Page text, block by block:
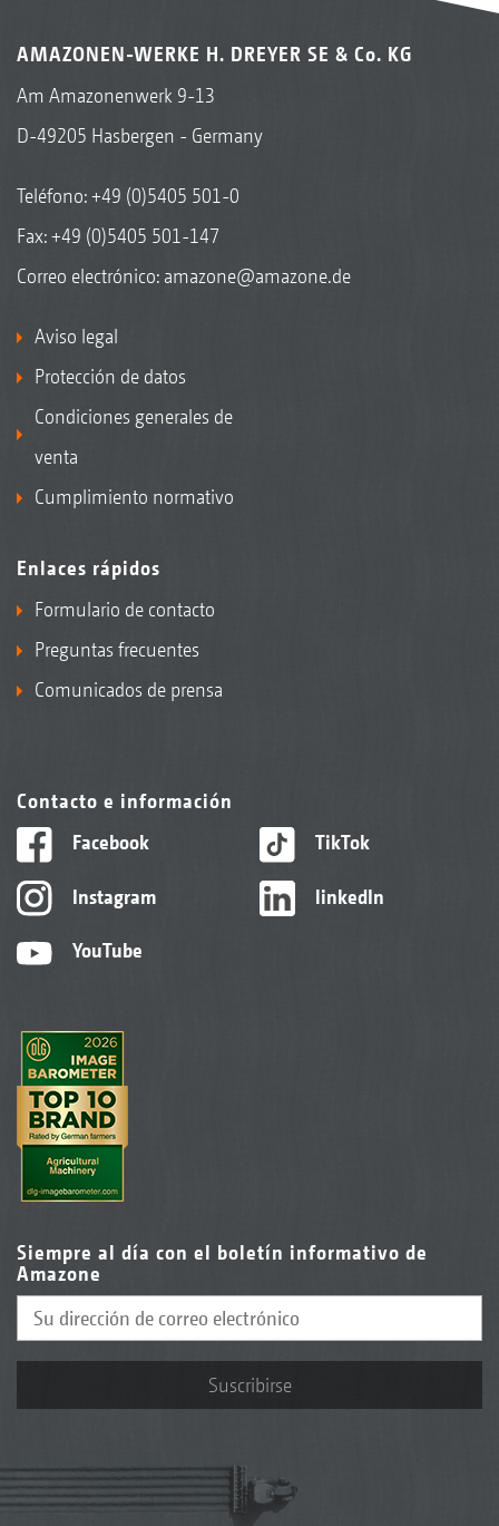
AMAZONEN-WERKE H. DREYER SE & Co. KG
Am Amazonenwerk 9-13
D-49205 Hasbergen - Germany
Teléfono:+49 (0)5405 501-0
Fax: +49 (0)5405 501-147
Correo electrónico: amazone@amazone.de
Aviso legal
Protección de datos
Condiciones generales de
venta
Cumplimiento normativo
Enlaces rápidos
Formulario de contacto
Preguntas frecuentes
Comunicados de prensa
Contacto e información
Facebook
Instagram
YouTube
TikTok
linkedIn
Siempre al día con el boletín informativo de
Amazone
Suscribirse